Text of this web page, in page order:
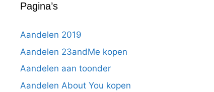
Pagina’s
Aandelen 2019
Aandelen 23andMe kopen
Aandelen aan toonder
Aandelen About You kopen